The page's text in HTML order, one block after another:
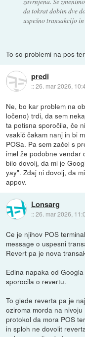
da tokrat dobim dve
uspešno transakcijo
To so problemi na pos
predi
::26. mar 2026,
Ne, bo kar problem na
ločeno) trdi, da sem
ta potisna sporočila, če
vsakič čakam nanj in bi
POSa. Pa sem začel s
imel že podobne vendar
bilo dovolj, da mi je
yay". Zdaj ni dovolj, da
appov.
Lonsarg
::26. mar 2026,
Ce je njihov POS
message o uspesni
Revert pa je nova
Edina napaka od
sporocila o revertu.
To glede reverta pa je
oziroma morda na
protokol da mora POS
in sploh ne dovolit